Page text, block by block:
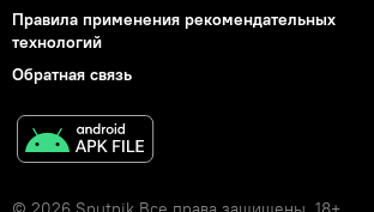
Правила применения рекомендательных
технологий
Обратная связь